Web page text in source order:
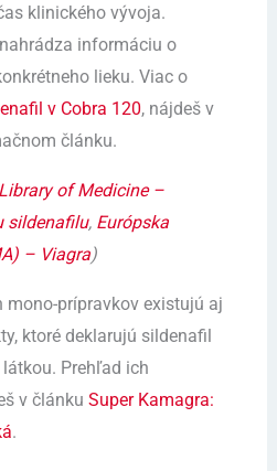
klinického vývoja.
informáciu o
lieku. Viac o
v Cobra 120, nájdeš v
článku.
of Medicine –
sildenafilu, Európska
– Viagra)
prípravkov existujú aj
ktoré deklarujú sildenafil
Prehľad ich
v článku Super Kamagra:
.